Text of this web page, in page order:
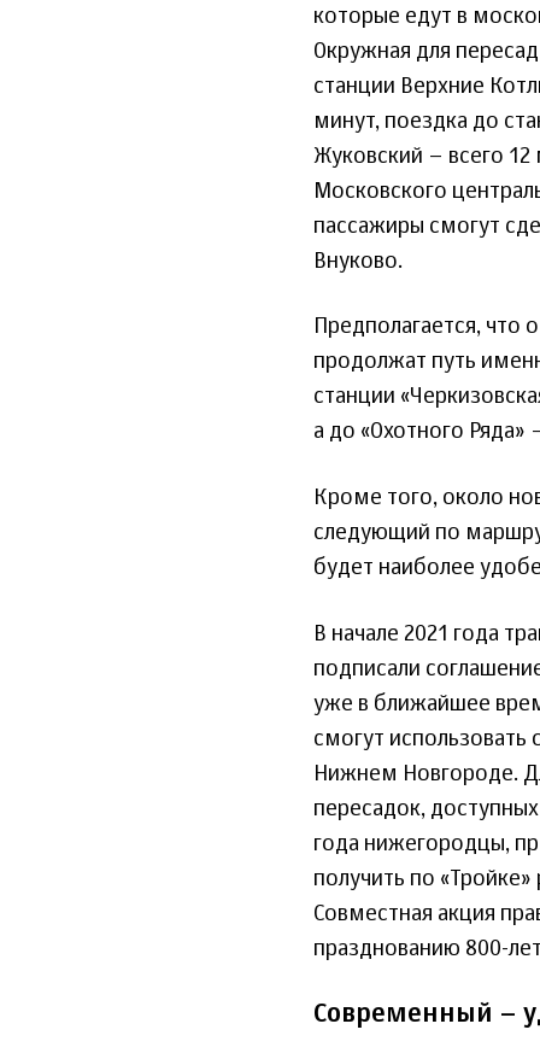
которые едут в
Окружная для
станции Верхние
минут, поездка до
Жуковский – всего 12
Московского
пассажиры смогут
Внуково.
Предполагается,
продолжат путь
станции
а до «Охотного Ряда»
Кроме того, около
следующий по
будет наиболее
В начале 2021 года
подписали
уже в ближайшее
смогут использовать
Нижнем Новгороде.
пересадок,
года нижегородцы,
получить по
Совместная акция
празднованию 800-
Современный –